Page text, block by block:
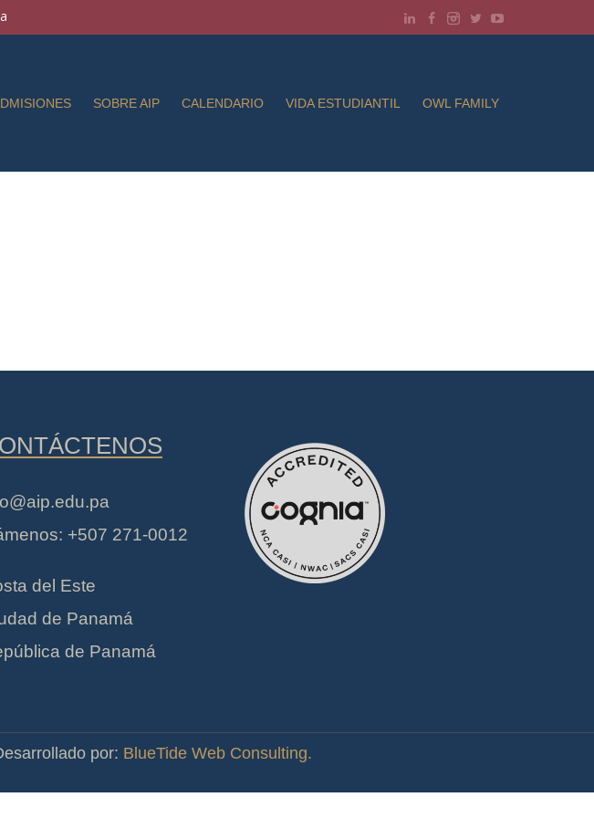
SOBRE AIP CALENDARIO VIDA ESTUDIANTIL OWL FAMILY
+507 271-0012
del Este
de Panamá
de Panamá
por: BlueTide Web Consulting.